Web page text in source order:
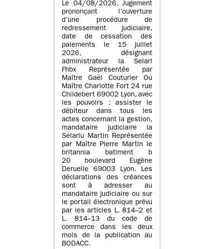
Le 04/08/2026. Jugement
prononçant l’ouverture
d’une procédure de
redressement judiciaire,
date de cessation des
paiements le 15 juillet
2026, désignant
administrateur la Selarl
Fhbx Représentée par
Maître Gaël Couturier Ou
Maître Charlotte Fort 24 rue
Childebert 69002 Lyon, avec
les pouvoirs : assister le
débiteur dans tous les
actes concernant la gestion,
mandataire judiciaire la
Selarlu Martin Représentée
par Maître Pierre Martin le
britannia batiment b
20 boulevard Eugène
Deruelle 69003 Lyon. Les
déclarations des créances
sont à adresser au
mandataire judiciaire ou sur
le portail électronique prévu
par les articles L. 814–2 et
L. 814–13 du code de
commerce dans les deux
mois de la publication au
BODACC.